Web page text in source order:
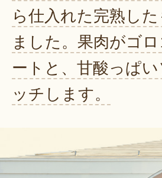
ら仕入れた完熟し
ました。果肉がゴ
ートと、甘酸っぱ
ッチします。